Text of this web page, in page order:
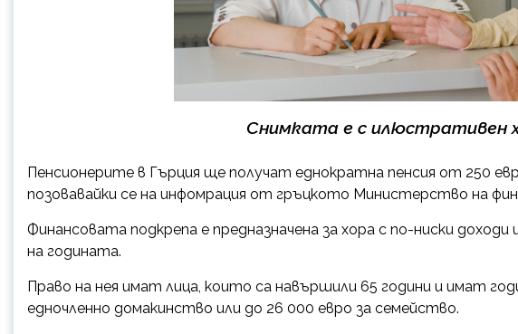
Снимката е с илюстративен
Пенсионерите в Гърция ще получат еднократна пенсия от 250
позовавайки се на инфомрация от гръцкото Министерство на
Финансовата подкрепа е предназначена за хора с по-ниски
на годината.
Право на нея имат лица, които са навършили 65 години и имат
едночленно домакинство или до 26 000 евро за семейство.